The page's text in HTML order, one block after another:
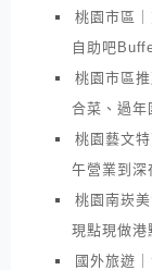
桃園市區
自助吧
桃園市區
合菜、過年
桃園藝文
午營業到深
桃園南崁
現點現做港
國外旅遊